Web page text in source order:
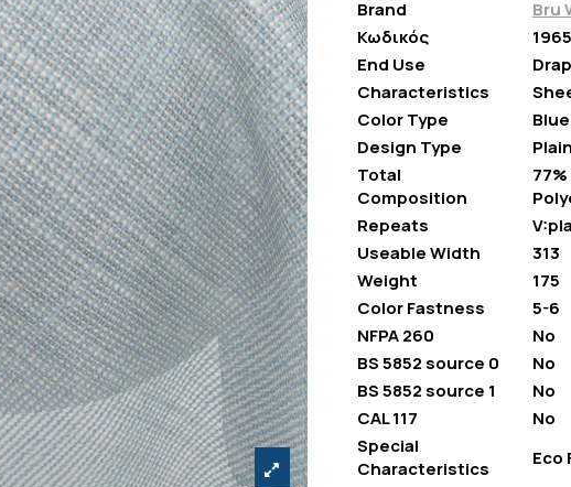
Brand
Bru
Κωδικός
End Use
Characteristics
Color Type
Blue
Design Type
Plain
Total
Composition
Repeats
Useable Width
313
Weight
175
Color Fastness
5-6
NFPA 260
No
BS 5852 source 0
No
BS 5852 source 1
No
CAL 117
No
Special
Characteristics
Eco